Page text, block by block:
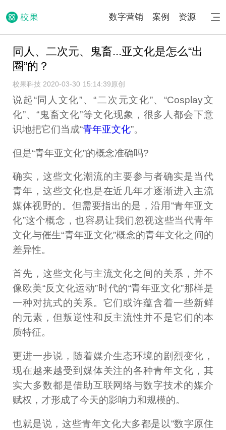
数字营销 案例 资源
同人、二次元、鬼畜...亚文化是怎么“出
圈”的？
校果科技 2020-03-30 15:14:39原创
说起“同人文化”、“二次元文化”、“Cosplay文
化”、“鬼畜文化”等文化现象，很多人都会下意
识地把它们当成“青年亚文化”。
但是“青年亚文化”的概念准确吗?
确实，这些文化潮流的主要参与者确实是当代
青年，这些文化也是在近几年才逐渐进入主流
媒体视野的。但需要指出的是，沿用“青年亚文
化”这个概念，也容易让我们忽视这些当代青年
文化与催生“青年亚文化”概念的青年文化之间的
差异性。
首先，这些文化与主流文化之间的关系，并不
像欧美“反文化运动”时代的“青年亚文化”那样是
一种对抗式的关系。它们或许蕴含着一些新鲜
的元素，但叛逆性和反主流性并不是它们的本
质特征。
更进一步说，随着媒介生态环境的剧烈变化，
现在越来越受到媒体关注的各种青年文化，其
实大多数都是借助互联网络与数字技术的媒介
赋权，才形成了今天的影响力和规模的。
也就是说，这些青年文化大多都是以“数字原住